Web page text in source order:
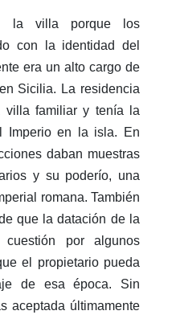
la villa porque los
con la identidad del
era un alto cargo de
Sicilia. La residencia
villa familiar y tenía la
Imperio en la isla. En
daban muestras
y su poderío, una
romana. También
que la datación de la
por algunos
el propietario pueda
de esa época. Sin
aceptada últimamente